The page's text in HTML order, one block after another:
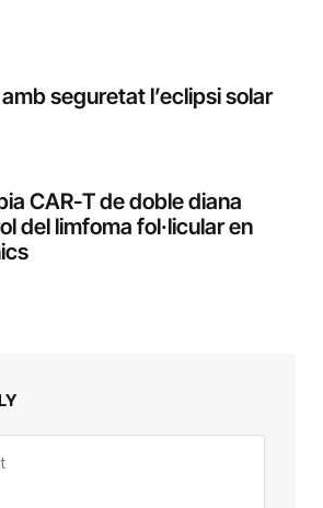
seguretat l’eclipsi solar
CAR-T de doble diana
del limfoma fol·licular en